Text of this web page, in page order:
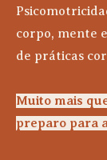
corpo, mente
de práticas
Muito mais
preparo para